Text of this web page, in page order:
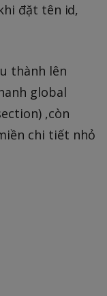
đặt tên id,
thành lên
global
,còn
chi tiết nhỏ